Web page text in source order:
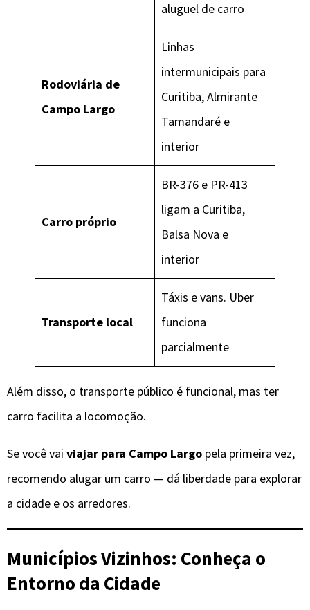
aluguel de carro
Rodoviária de
Campo Largo
Linhas
intermunicipais para
Curitiba, Almirante
Tamandaré e
interior
Carro próprio
BR-376 e PR-413
ligam a Curitiba,
Balsa Nova e
interior
Transporte local
Táxis e vans. Uber
funciona
parcialmente
Além disso, o transporte público é funcional, mas ter
carro facilita a locomoção.
Se você vai viajar para Campo Largo pela primeira vez,
recomendo alugar um carro — dá liberdade para explorar
a cidade e os arredores.
Municípios Vizinhos: Conheça o
Entorno da Cidade